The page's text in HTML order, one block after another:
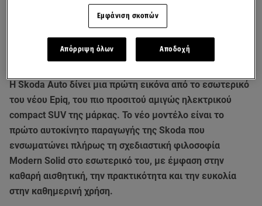
Η Skoda Auto δίνει μια πρώτη εικόνα από το εσωτερικό
του νέου Epiq, του πιο προσιτού αμιγώς ηλεκτρικού
compact SUV της μάρκας. Το νέο μοντέλο είναι το
πρώτο αυτοκίνητο παραγωγής της Skoda που
ενσωματώνει πλήρως τη σχεδιαστική φιλοσοφία
Modern Solid στο εσωτερικό του, με έμφαση στην
καθαρή αισθητική, την πρακτικότητα και την ευκολία
στην καθημερινή χρήση.
Εμφάνιση σκοπών
Απόρριψη όλων Αποδοχή